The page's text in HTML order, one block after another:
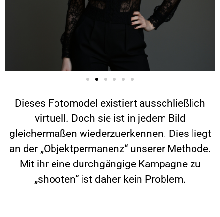
Dieses Fotomodel existiert ausschließlich
virtuell. Doch sie ist in jedem Bild
gleichermaßen wiederzuerkennen. Dies liegt
an der „Objektpermanenz“ unserer Methode.
Mit ihr eine durchgängige Kampagne zu
„shooten“ ist daher kein Problem.